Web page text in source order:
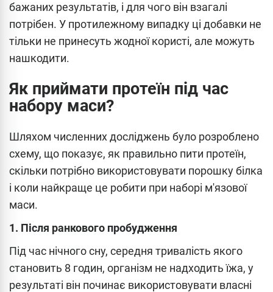
бажаних результатів, і для чого він взагалі
потрібен. У протилежному випадку ці добавки не
тільки не принесуть жодної користі, але можуть
нашкодити.
Як приймати протеїн під час
набору маси?
Шляхом численних досліджень було розроблено
схему, що показує, як правильно пити протеїн,
скільки потрібно використовувати порошку білка
і коли найкраще це робити при наборі м'язової
маси.
1. Після ранкового пробудження
Під час нічного сну, середня тривалість якого
становить 8 годин, організм не надходить їжа, у
результаті він починає використовувати власні